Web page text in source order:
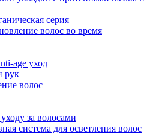
серия
волос во время
age уход
рук
волос
за волосами
система для осветления волос